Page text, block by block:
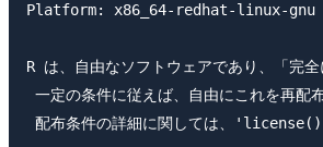
Platform: x86_64-redhat-linux-
R は、自由なソフトウェアであり、「完
一定の条件に従えば、自由にこれを再配
配布条件の詳細に関しては、